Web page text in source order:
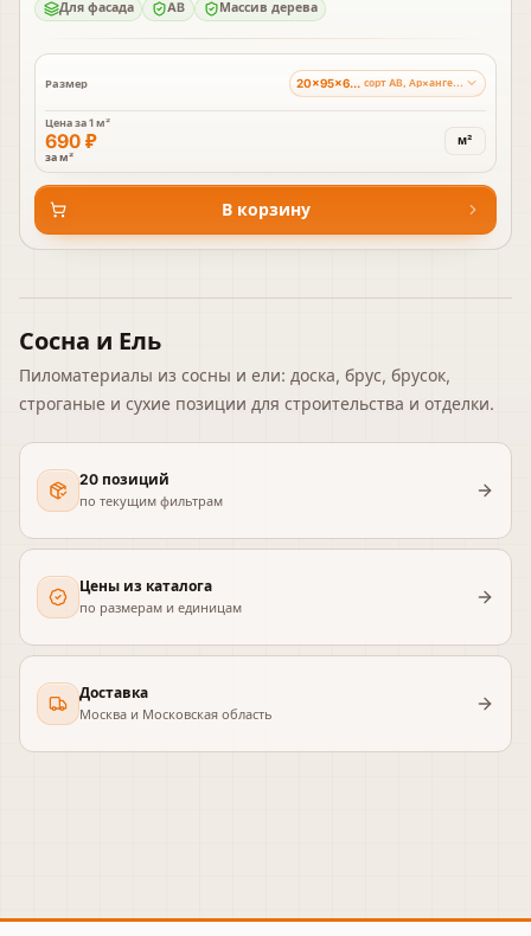
Для фасада AB Массив дерева
Размер 20×95×6000 ммсорт AB, Ар×ангельский лес
Цена за1 м²
690 ₽
за м²
м²
В корзину
Сосна и Ель
Пиломатериалы из сосны и ели: доска, брус, брусок,
строганые и сухие позиции для строительства и отделки.
20 позиций
по текущим фильтрам
Цены из каталога
по размерам и единицам
Доставка
Москва и Московская область